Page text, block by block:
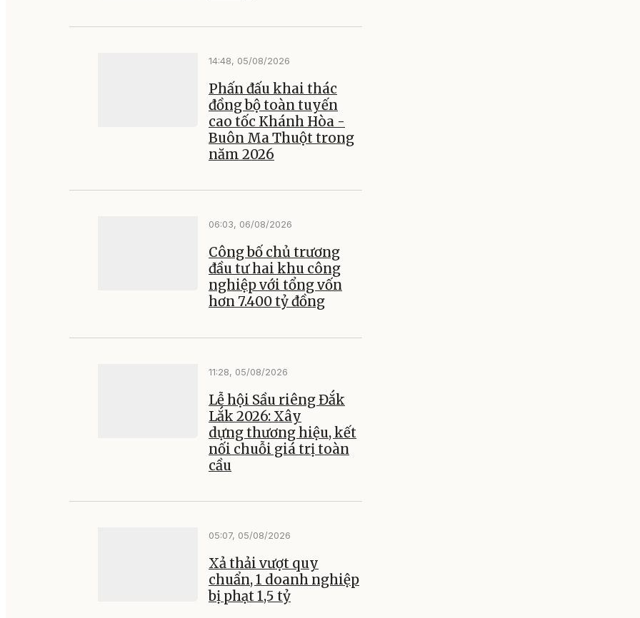
14:48, 05/08/2026
Phấn đấu khai thác
đồng bộ toàn tuyến
cao tốc Khánh Hòa -
Buôn Ma Thuột trong
năm 2026
06:03, 06/08/2026
Công bố chủ trương
đầu tư hai khu công
nghiệp với tổng vốn
hơn 7.400 tỷ đồng
11:28, 05/08/2026
Lễ hội Sầu riêng Đắk
Lắk 2026: Xây
dựng thương hiệu, kết
nối chuỗi giá trị toàn
cầu
05:07, 05/08/2026
Xả thải vượt quy
chuẩn, 1 doanh nghiệp
bị phạt 1,5 tỷ